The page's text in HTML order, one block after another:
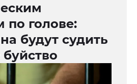
по голове:
будут судить